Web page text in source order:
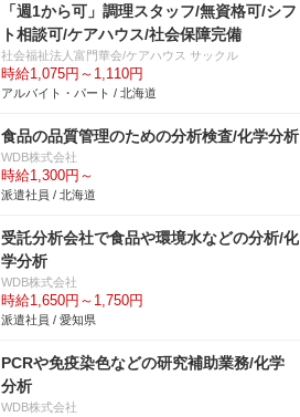
「週1から可」調理スタッフ/無資格可/シフ
ト相談可/ケアハウス/社会保障完備
社会福祉法人富門華会/ケアハウス サックル
時給1,075円～1,110円
アルバイト・パート / 北海道
食品の品質管理のための分析検査/化学分析
WDB株式会社
時給1,300円～
派遣社員 / 北海道
受託分析会社で食品や環境水などの分析/化
学分析
WDB株式会社
時給1,650円～1,750円
派遣社員 / 愛知県
PCRや免疫染色などの研究補助業務/化学
分析
WDB株式会社